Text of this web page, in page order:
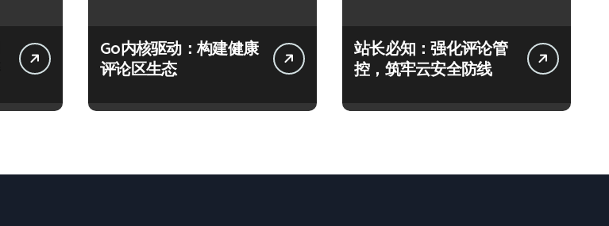
Go内核驱动：构建健康
评论区生态
站长必知：强化评论管
控，筑牢云安全防线